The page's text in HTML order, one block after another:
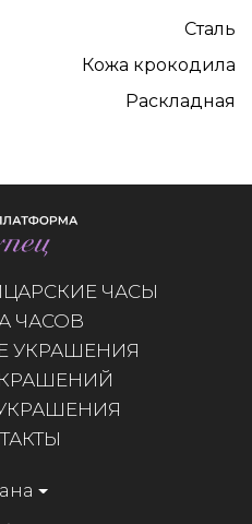
Сталь
Кожа крокодила
Раскладная
ЧАСЫ
ЧАСОВ
УКРАШЕНИЯ